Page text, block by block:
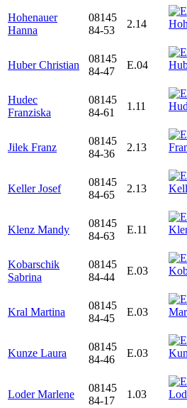
Hohenauer
Hanna
08145
84-53
2.14
Huber Christian
08145
84-47
E.04
Hudec
Franziska
08145
84-61
1.11
Jilek Franz
08145
84-36
2.13
Keller Josef
08145
84-65
2.13
Klenz Mandy
08145
84-63
E.11
Kobarschik
Sabrina
08145
84-44
E.03
Kral Martina
08145
84-45
E.03
Kunze Laura
08145
84-46
E.03
Loder Marlene
08145
84-17
1.03